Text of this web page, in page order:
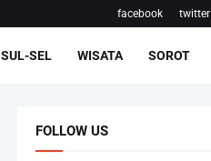
facebook twitter
SUL-SEL WISATA SOROT
FOLLOW US